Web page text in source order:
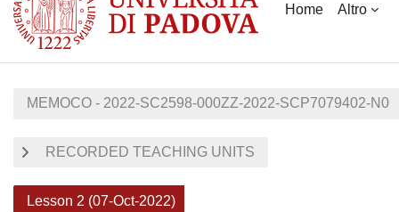
Home Altro
MEMOCO - 2022-SC2598-000ZZ-2022-SCP7079402-N0
RECORDED TEACHING UNITS
Lesson 2 (07-Oct-2022)